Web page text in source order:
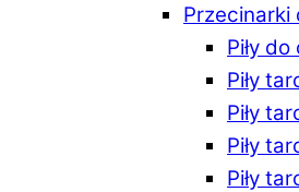
Przecinarki
Piły
Piły
Piły
Piły
Piły